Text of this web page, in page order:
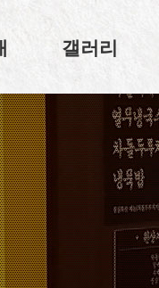
갤러리